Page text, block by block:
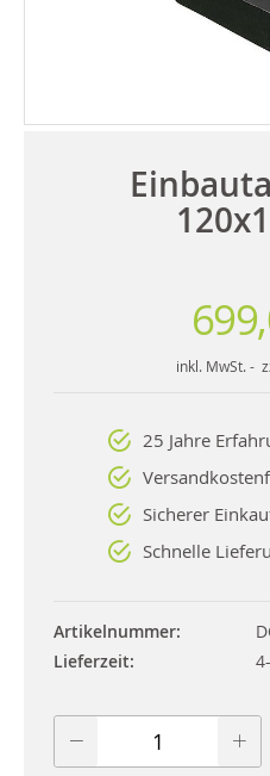
inkl. MwSt. -
25 Jahre
Sicherer
Schnelle
Artikelnummer
Lieferzeit